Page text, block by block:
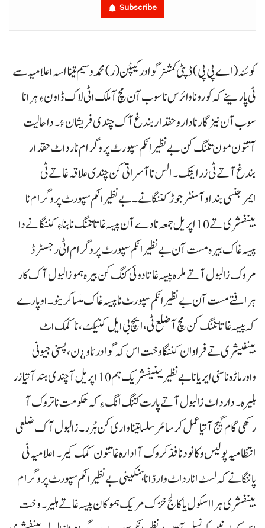
Subscribe
کوئٹہ (اے پی پی) ڈپٹی کمشنر گوادر کیپٹن (ر) محمدوسیم تینا اسہ اعلامیہ سے
ٹی پارینےکہ کوروناوائرس نا سوب آن مچ آ ملک اٹی لاک ڈاون ءِ ہرانا
سوب آن نیزگار نادار و حقدار بندغ آک چندی فریشان ءُ۔ داحالیت
آتتون مون تننگ کن بے نظیر انکم سپورٹ پروگرام نا رداٹ حقدار
بندغ آتے ٹی زر ایتک۔ الس نا آسراتی کن چندی علاقہ غاتے ٹی
ایمرجنسی بنداو آ سنٹر جوڑ کننگانے۔ بے نظیر انکم سپورٹ پروگرام نا
بینفشری تے 10 اپریل جمعہ نا دے آن پیسہ غاتا تننگ نا بناءِ کننگانے دا
پیسہ غاک بیرہ مست آن بے نظیر انکم سپورٹ پروگرام اٹی رجسٹرڈ
مروک زالبول آتے ملرہ پیسہ غاتا دوئی کنگ کن بیرہ ہموزالبول آک کار
ہرافتے مست آن بے نظیر انکم سپورٹ نا پیسہ غاک ملساکرینو۔ اوپارے
کہ پیسہ غاتا تننگ کن مچ آ ضلع ٹی، ایچ بی ایل کنیکٹ، نا کمک اٹ
بینفیشری تے فراوان کننگا وخت اس کہ گوادر ٹاو ¿ن، پسنی جیونی
واورماڑہ نا سٹی ایریا نا بے نظیر بینیفشریک ہم 10اپریل آ چندی ہند آتیا زر
ہلیرہ۔ دا رد اٹ زالبول آتے پارت کننگ انگ ءِ کہ حکومت نا تروک آ
رکھی گام گیج آتیا عمل کرسا مُر سلسا تینا واری کن ہُرر۔ زالبول آک ضلعی
انتظامیہ پولیس و کانود نافذ کروک آ ادارہ غاتتون کمک کیر۔ اعلامیہ ٹی
پاننگانے کہ لسٹ انارداٹ وارڈ انا ہنکینی بے نظیر انکم سپورٹ پروگرام
بینفشری ہرا اسکول یا کالج خڑک مریک ہموکان پیسہ غاتے ہلیر۔ وخت